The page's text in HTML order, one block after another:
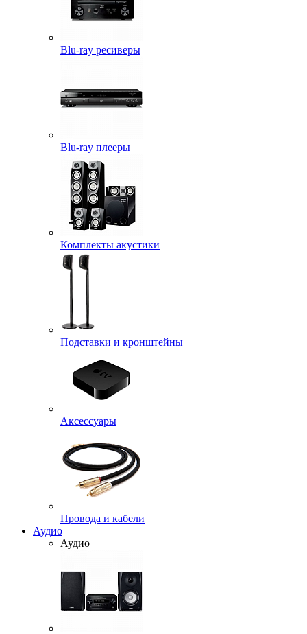
Blu-ray ресиверы
Blu-ray плееры
Комплекты акустики
Подставки и кронштейны
Аксессуары
Провода и кабели
Аудио
Аудио